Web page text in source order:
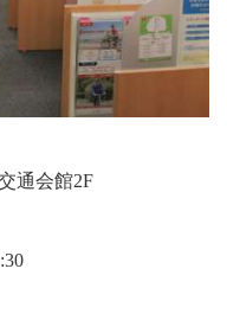
通会館2F